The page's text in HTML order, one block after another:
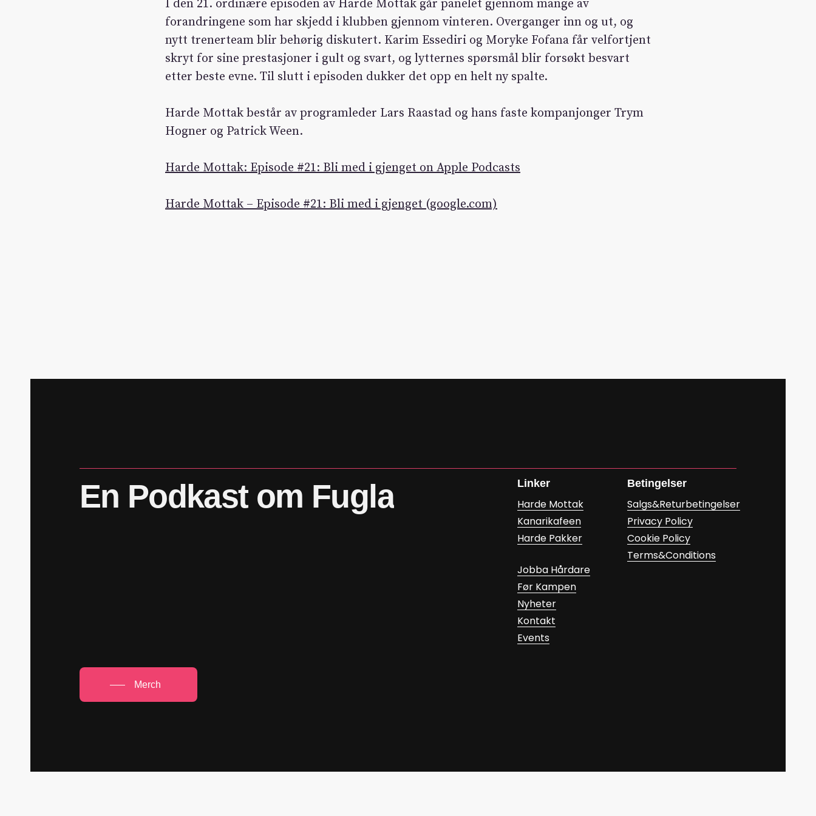
I den 21. ordinære episoden av Harde Mottak går panelet gjennom mange av
forandringene som har skjedd i klubben gjennom vinteren. Overganger inn og ut, og
nytt trenerteam blir behørig diskutert. Karim Essediri og Moryke Fofana får velfortjent
skryt for sine prestasjoner i gult og svart, og lytternes spørsmål blir forsøkt besvart
etter beste evne. Til slutt i episoden dukker det opp en helt ny spalte.
Harde Mottak består av programleder Lars Raastad og hans faste kompanjonger Trym
Hogner og Patrick Ween.
Harde Mottak: Episode #21: Bli med i gjenget on Apple Podcasts
Harde Mottak – Episode #21: Bli med i gjenget (google.com)
En Podkast om Fugla Linker
Harde Mottak
Kanarikafeen
Harde Pakker
Jobba Hårdare
Før Kampen
Nyheter
Kontakt
Events
Betingelser
Salgs&Returbetingelser
Privacy Policy
Cookie Policy
Terms&Conditions
Merch